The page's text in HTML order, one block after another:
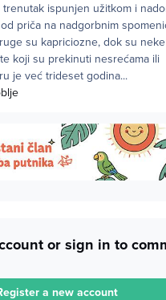
ispunjen užitkom i
priča na nadgorbnim
su kapriciozne, dok su
koji su prekinuti nesrećama ili
je već trideset godina...
or sign in to
a new account